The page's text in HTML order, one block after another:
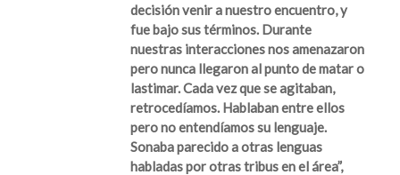
decisión venir a nuestro encuentro, y
fue bajo sus términos. Durante
nuestras interacciones nos amenazaron
pero nunca llegaron al punto de matar o
lastimar. Cada vez que se agitaban,
retrocedíamos. Hablaban entre ellos
pero no entendíamos su lenguaje.
Sonaba parecido a otras lenguas
habladas por otras tribus en el área”,